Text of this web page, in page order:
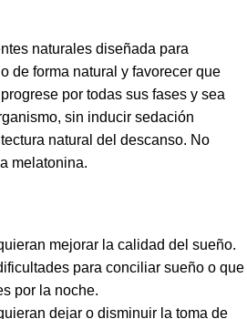
naturales diseñada para
de forma natural y favorecer que
por todas sus fases y sea
sin inducir sedación
natural del descanso. No
melatonina.
mejorar la calidad del sueño.
para conciliar sueño o que
por la noche.
dejar o disminuir la toma de